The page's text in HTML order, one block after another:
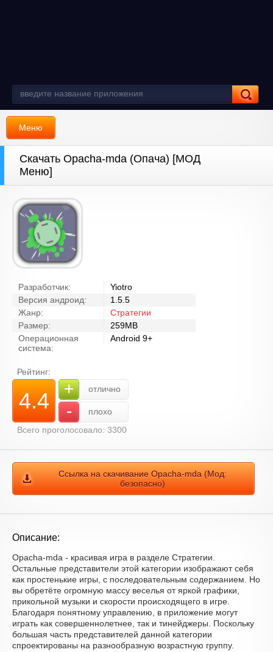
Меню
Скачать Opacha-mda (Опача) [МОД
Меню]
Разработчик:
Yiotro
Версия андроид:
1.5.5
Жанр:
Стратегии
Размер:
259MB
Операционная
система:
Android 9+
Рейтинг:
4.4 + отлично
-
плохо
Всего проголосовало: 3300
Ссылка на скачивание Opacha-mda (Мод:
безопасно)
Описание:
Opacha-mda - красивая игра в разделе Стратегии.
Остальные представители этой категории изображают себя
как простенькие игры, с последовательным содержанием. Но
вы обретёте огромную массу веселья от яркой графики,
прикольной музыки и скорости происходящего в игре.
Благодаря понятному управлению, в приложение могут
играть как совершеннолетнее, так и тинейджеры. Поскольку
большая часть представителей данной категории
спроектированы на разнообразную возрастную группу.